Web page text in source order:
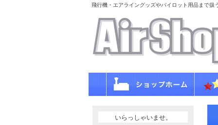
飛行機・エアライングッズやパイロット用品まで扱
いらっしゃいませ。